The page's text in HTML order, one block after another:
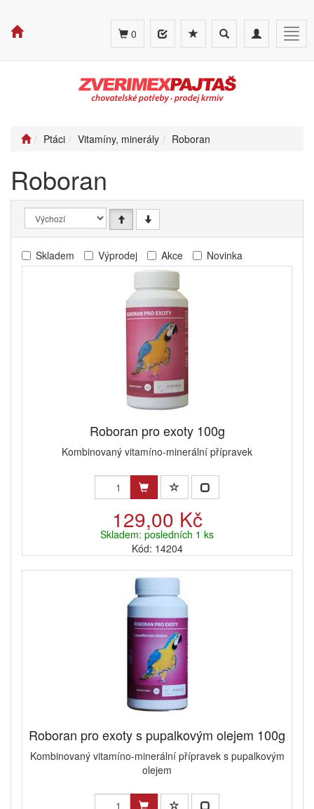
Toggle
navigation
Toggle
search
0
Ptáci Vitamíny, minerály Roboran
Roboran
Skladem Výprodej Akce Novinka
Roboran pro exoty 100g
Kombinovaný vitamíno-minerální přípravek
129,00 Kč
Skladem: posledních 1 ks
Kód: 14204
Roboran pro exoty s pupalkovým olejem 100g
Kombinovaný vitamíno-minerální přípravek s pupalkovým
olejem